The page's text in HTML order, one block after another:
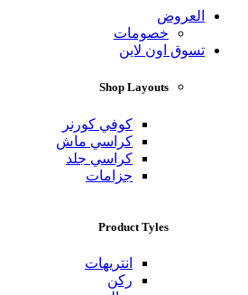
العروض
خصومات
تسوق اون لاين
Shop Layouts
كوفي كورنر
كراسي ماش
كراسي جلد
جزامات
Product Tyles
انتريهات
ركن